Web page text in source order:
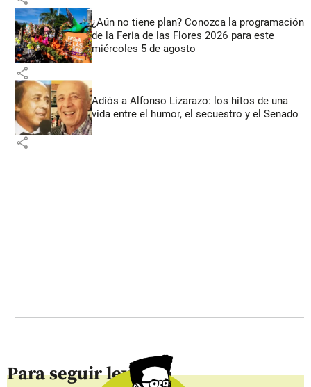
¿Aún no tiene plan? Conozca la programación
de la Feria de las Flores 2026 para este
miércoles 5 de agosto
share
Adiós a Alfonso Lizarazo: los hitos de una
vida entre el humor, el secuestro y el Senado
share
Para seguir leyendo